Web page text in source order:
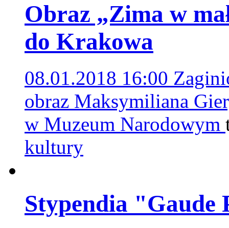
Obraz „Zima w
do Krakowa
08.01.2018 16:00
obraz Maksymiliana
w Muzeum Narodowym
kultury
Stypendia "Gaude